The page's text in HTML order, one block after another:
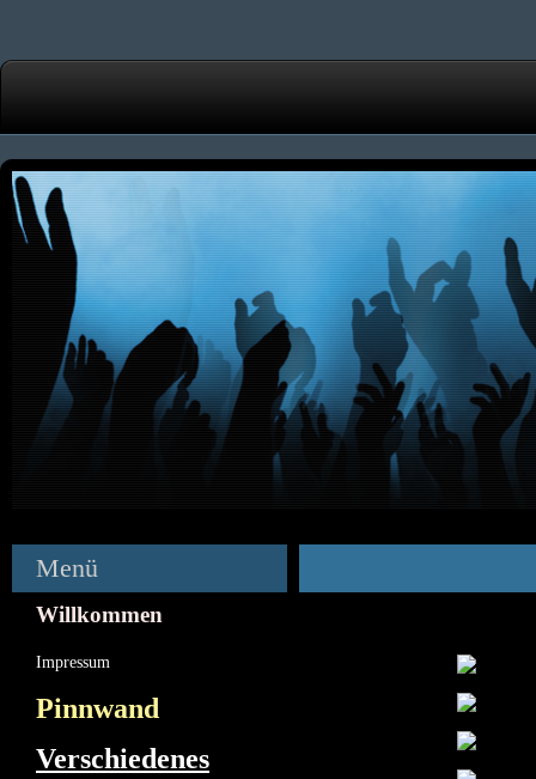
Menü
Willkommen
Impressum
Pinnwand
Verschiedenes